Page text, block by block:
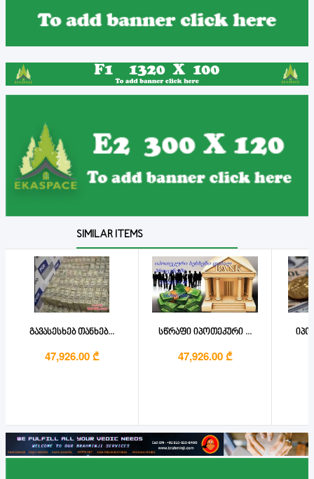
SIMILAR ITEMS
გავასესხებ თანხებ...
47,926.00 ₾
სწრაფი იპოთეკური ...
47,926.00 ₾